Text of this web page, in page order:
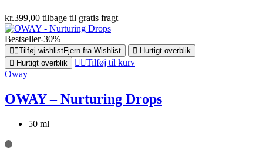
kr.399,00 tilbage til gratis fragt
Bestseller-30%
Tilføj wishlistFjern fra Wishlist
Hurtigt overblik
Hurtigt overblik
Tilføj til kurv
Oway
OWAY – Nurturing Drops
50 ml